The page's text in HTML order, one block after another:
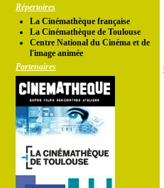
Répertoires
La Cinémathèque française
La Cinémathèque de Toulouse
Centre National du Cinéma et de
l'image animée
Partenaires